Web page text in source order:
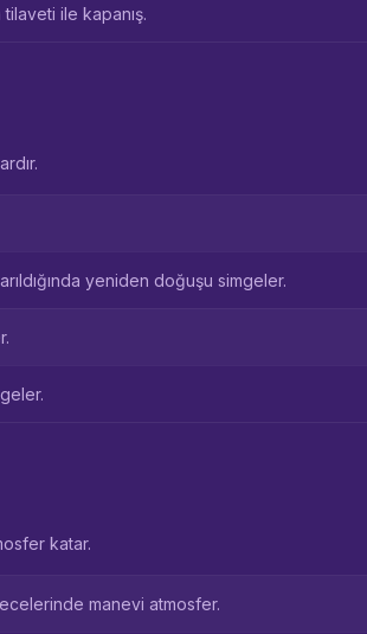
ile kapanış.
yeniden doğuşu simgeler.
katar.
manevi atmosfer.